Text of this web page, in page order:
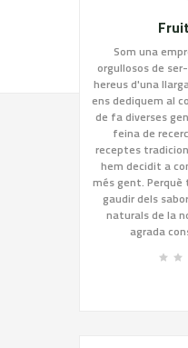
Som una
orgullosos de
hereus d'una
ens dediquem al
de fa diverses
feina de
receptes
hem decidit a
més gent.
gaudir dels
naturals de la
agrada